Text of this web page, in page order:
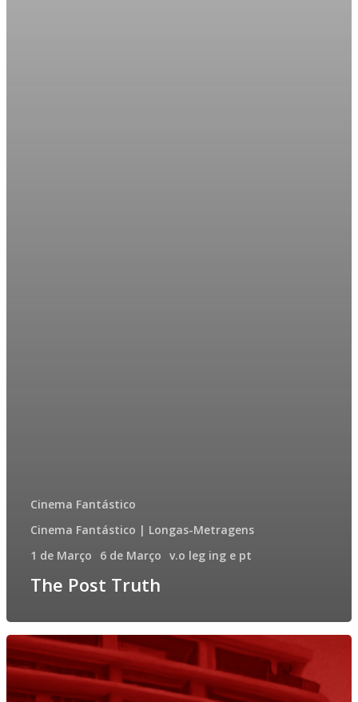
Cinema Fantástico
Cinema Fantástico | Longas-Metragens
1 de Março
6 de Março v.o leg ing e pt
The Post Truth